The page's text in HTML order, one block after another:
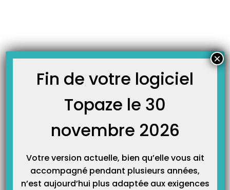
À LA UNE
Nouvelles cartes CPS : faites le changement !
L’ASIP Santé envoie automatiquement une nouvelle Carte de professionnel de
norme… Lorsque vous recevez une nouvelle CPS, changez là ! Il faut
impérativement remplacer votre ancienne carte CPS par la nouvelle reçue par
Fin de votre logiciel
Topaze le 30
novembre 2026
Votre version actuelle, bien qu’elle vous ait
accompagné pendant plusieurs années,
n’est aujourd’hui plus adaptée aux exigences
×